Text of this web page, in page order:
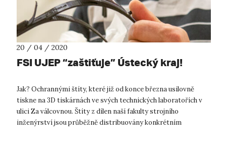
20 / 04 / 2020
FSI UJEP “zaštiťuje” Ústecký kraj!
Jak? Ochrannými štíty, které již od konce března usilovně
tiskne na 3D tiskárnách ve svých technických laboratořích v
ulici Za válcovnou. Štíty z dílen naší fakulty strojního
inženýrství jsou průběžně distribuovány konkrétním